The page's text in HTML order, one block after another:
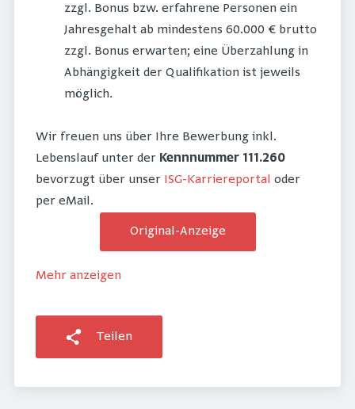
zzgl. Bonus bzw. erfahrene Personen ein
Jahresgehalt ab mindestens 60.000 € brutto
zzgl. Bonus erwarten; eine Überzahlung in
Abhängigkeit der Qualifikation ist jeweils
möglich.
Wir freuen uns über Ihre Bewerbung inkl.
Lebenslauf unter der Kennnummer 111.260
bevorzugt über unser ISG-Karriereportal oder
per eMail.
Original-Anzeige
Mehr anzeigen
Teilen